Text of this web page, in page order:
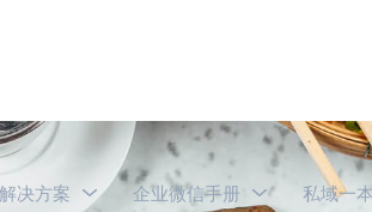
决方案 企业微信手册 私域一